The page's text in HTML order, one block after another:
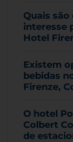
Quais
interesse
Hotel
Existem
bebidas
Firenze,
O hotel
Colbert
de